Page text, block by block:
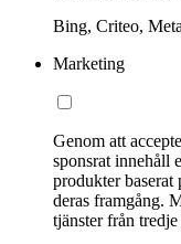
Bing, Criteo,
Marketing
Genom att
sponsrat innehåll
produkter baserat
deras framgång.
tjänster från